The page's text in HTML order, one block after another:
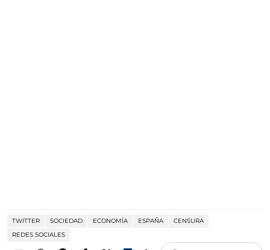
TWITTER SOCIEDAD ECONOMÍA ESPAÑA
CENSURA
REDES SOCIALES